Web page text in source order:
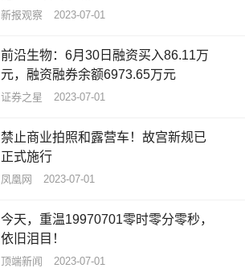
新报观察 2023-07-01
前沿生物：6月30日融资买入86.11万
元，融资融券余额6973.65万元
证券之星 2023-07-01
禁止商业拍照和露营车！故宫新规已
正式施行
凤凰网 2023-07-01
今天，重温19970701零时零分零秒，
依旧泪目！
顶端新闻 2023-07-01